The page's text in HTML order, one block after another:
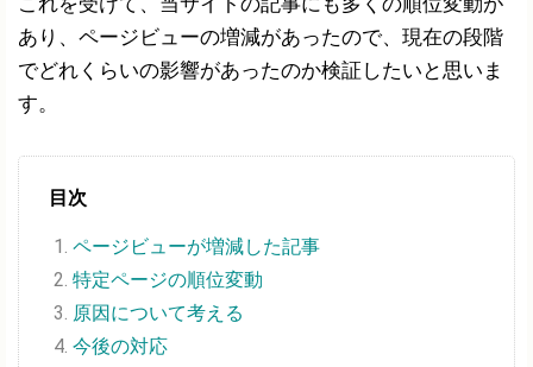
あり、ページビューの増減があったので、現在の段階
でどれくらいの影響があったのか検証したいと思いま
す。
目次
ページビューが増減した記事
特定ページの順位変動
原因について考える
今後の対応